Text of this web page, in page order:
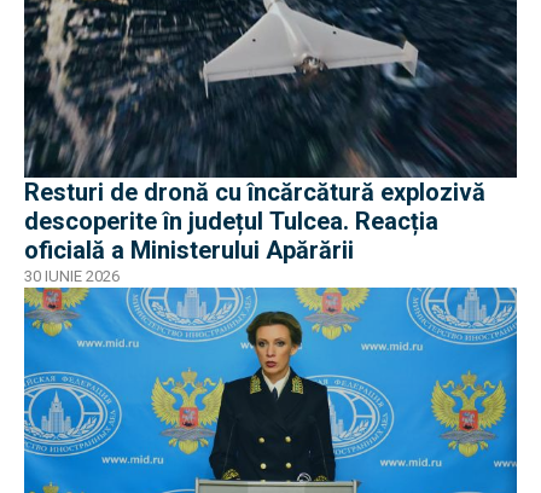
Resturi de dronă cu încărcătură explozivă
descoperite în județul Tulcea. Reacția
oficială a Ministerului Apărării
30 IUNIE 2026